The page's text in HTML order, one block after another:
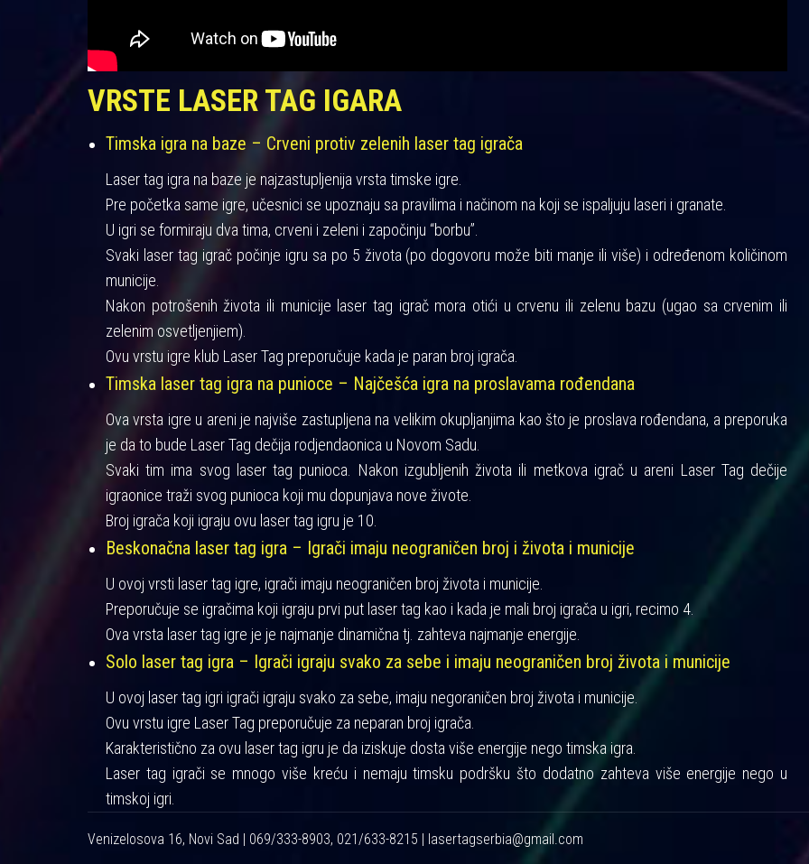
VRSTE LASER TAG IGARA
Timska igra na baze – Crveni protiv zelenih laser tag igrača
Laser tag igra na baze je najzastupljenija vrsta timske igre.
Pre početka same igre, učesnici se upoznaju sa pravilima i načinom na koji se ispaljuju laseri i granate.
U igri se formiraju dva tima, crveni i zeleni i započinju “borbu”.
Svaki laser tag igrač počinje igru sa po 5 života (po dogovoru može biti manje ili više) i određenom količinom
municije.
Nakon potrošenih života ili municije laser tag igrač mora otići u crvenu ili zelenu bazu (ugao sa crvenim ili
zelenim osvetljenjiem).
Ovu vrstu igre klub Laser Tag preporučuje kada je paran broj igrača.
Timska laser tag igra na punioce – Najčešća igra na proslavama rođendana
Ova vrsta igre u areni je najviše zastupljena na velikim okupljanjima kao što je proslava rođendana, a preporuka
je da to bude Laser Tag dečija rodjendaonica u Novom Sadu.
Svaki tim ima svog laser tag punioca. Nakon izgubljenih života ili metkova igrač u areni Laser Tag dečije
igraonice traži svog punioca koji mu dopunjava nove živote.
Broj igrača koji igraju ovu laser tag igru je 10.
Beskonačna laser tag igra – Igrači imaju neograničen broj i života i municije
U ovoj vrsti laser tag igre, igrači imaju neograničen broj života i municije.
Preporučuje se igračima koji igraju prvi put laser tag kao i kada je mali broj igrača u igri, recimo 4.
Ova vrsta laser tag igre je je najmanje dinamična tj. zahteva najmanje energije.
Solo laser tag igra – Igrači igraju svako za sebe i imaju neograničen broj života i municije
U ovoj laser tag igri igrači igraju svako za sebe, imaju negoraničen broj života i municije.
Ovu vrstu igre Laser Tag preporučuje za neparan broj igrača.
Karakteristično za ovu laser tag igru je da iziskuje dosta više energije nego timska igra.
Laser tag igrači se mnogo više kreću i nemaju timsku podršku što dodatno zahteva više energije nego u
timskoj igri.
Venizelosova 16, Novi Sad | 069/333-8903, 021/633-8215 | lasertagserbia@gmail.com